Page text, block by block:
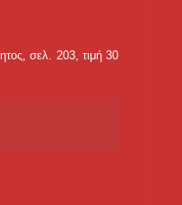
σελ. 203, τιμή 30